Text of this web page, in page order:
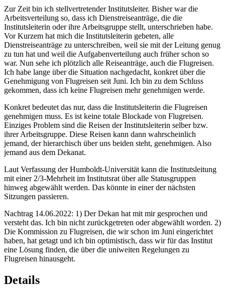
Zur Zeit bin ich stellvertretender Institutsleiter. Bisher war die
Arbeitsverteilung so, dass ich Dienstreiseanträge, die die
Institutsleiterin oder ihre Arbeitsgruppe stellt, unterschrieben habe.
Vor Kurzem hat mich die Institutsleiterin gebeten, alle
Dienstreiseanträge zu unterschreiben, weil sie mit der Leitung genug
zu tun hat und weil die Aufgabenverteilung auch früher schon so
war. Nun sehe ich plötzlich alle Reiseanträge, auch die Flugreisen.
Ich habe lange über die Situation nachgedacht, konkret über die
Genehmigung von Flugreisen seit Juni. Ich bin zu dem Schluss
gekommen, dass ich keine Flugreisen mehr genehmigen werde.
Konkret bedeutet das nur, dass die Institutsleiterin die Flugreisen
genehmigen muss. Es ist keine totale Blockade von Flugreisen.
Einziges Problem sind die Reisen der Institutsleiterin selber bzw.
ihrer Arbeitsgruppe. Diese Reisen kann dann wahrscheinlich
jemand, der hierarchisch über uns beiden steht, genehmigen. Also
jemand aus dem Dekanat.
Laut Verfassung der Humboldt-Universität kann die Institutsleitung
mit einer 2/3-Mehrheit im Institutsrat über alle Statusgruppen
hinweg abgewählt werden. Das könnte in einer der nächsten
Sitzungen passieren.
Nachtrag 14.06.2022: 1) Der Dekan hat mit mir gesprochen und
versteht das. Ich bin nicht zurückgetreten oder abgewählt worden. 2)
Die Kommission zu Flugreisen, die wir schon im Juni eingerichtet
haben, hat getagt und ich bin optimistisch, dass wir für das Institut
eine Lösung finden, die über die uniweiten Regelungen zu
Flugreisen hinausgeht.
Details